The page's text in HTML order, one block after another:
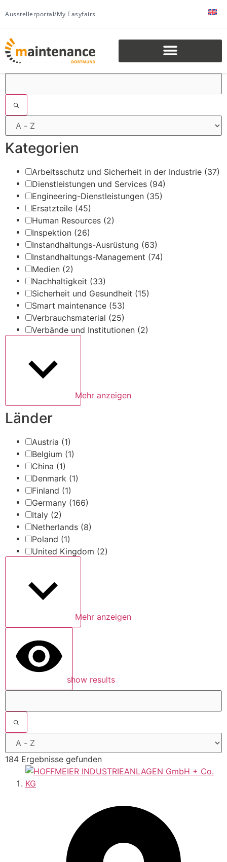
Ausstellerportal/My Easyfairs
Kategorien
Arbeitsschutz und Sicherheit in der Industrie (37)
Dienstleistungen und Services (94)
Engineering-Dienstleistungen (35)
Ersatzteile (45)
Human Resources (2)
Inspektion (26)
Instandhaltungs-Ausrüstung (63)
Instandhaltungs-Management (74)
Medien (2)
Nachhaltigkeit (33)
Sicherheit und Gesundheit (15)
Smart maintenance (53)
Verbrauchsmaterial (25)
Verbände und Institutionen (2)
Mehr anzeigen
Länder
Austria (1)
Belgium (1)
China (1)
Denmark (1)
Finland (1)
Germany (166)
Italy (2)
Netherlands (8)
Poland (1)
United Kingdom (2)
Mehr anzeigen
show results
184 Ergebnisse gefunden